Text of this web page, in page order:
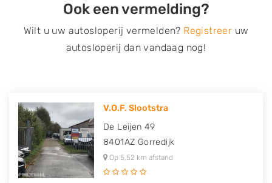
Ook een vermelding?
Wilt u uw autosloperij vermelden? Registreer uw
autosloperij dan vandaag nog!
V.O.F. Slootstra
De Leijen 49
8401AZ Gorredijk
Op 5,52 km afstand